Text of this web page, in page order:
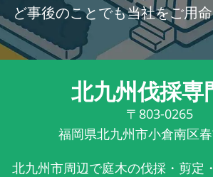
ど事後のことでも当社をご用
北九州伐採専
〒803-0265
福岡県北九州市小倉南区
北九州市周辺で庭木の伐採・剪定